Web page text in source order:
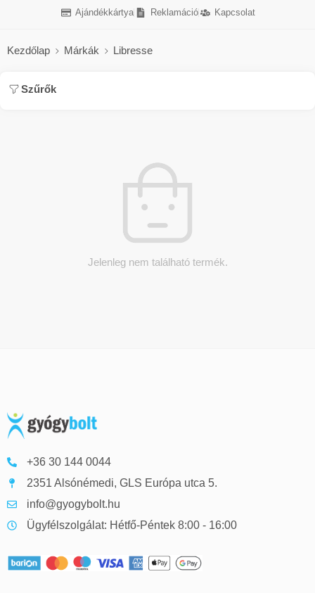
Ajándékkártya Reklamáció Kapcsolat
Kezdőlap Márkák Libresse
Szűrők
Jelenleg nem található termék.
+36 30 144 0044
2351 Alsónémedi, GLS Európa utca 5.
info@gyogybolt.hu
Ügyfélszolgálat: Hétfő-Péntek 8:00 - 16:00